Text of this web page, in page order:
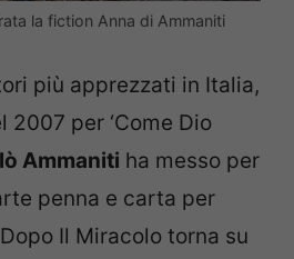
la fiction Anna di Ammaniti
più apprezzati in Italia,
2007 per ‘Come Dio
Ammaniti ha messo per
penna e carta per
Il Miracolo torna su